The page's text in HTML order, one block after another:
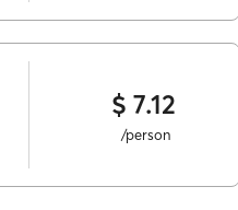
$ 7.12
/person